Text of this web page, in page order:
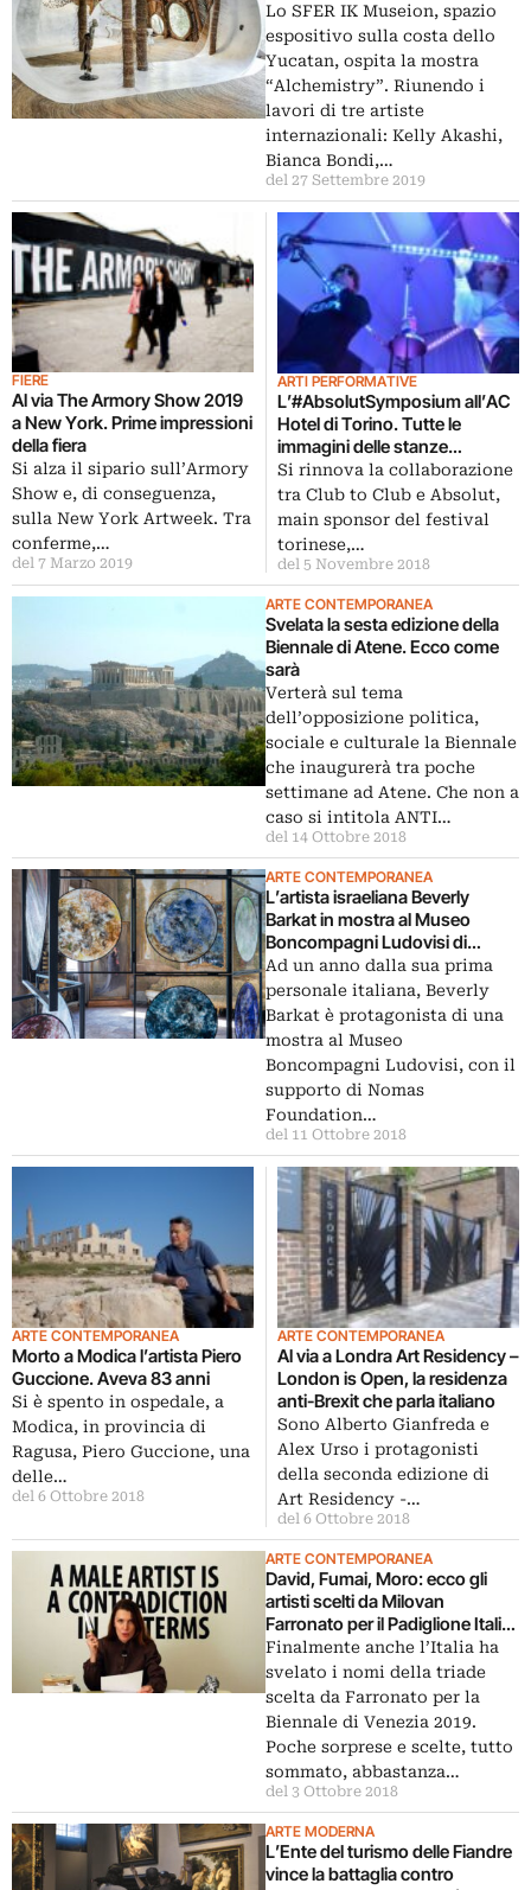
Lo SFER IK Museion, spazio
espositivo sulla costa dello
Yucatan, ospita la mostra
“Alchemistry”. Riunendo i
lavori di tre artiste
internazionali: Kelly Akashi,
Bianca Bondi,…
del 27 Settembre 2019
FIERE
Al via The Armory Show 2019
a New York. Prime impressioni
della fiera
Si alza il sipario sull’Armory
Show e, di conseguenza,
sulla New York Artweek. Tra
conferme,…
del 7 Marzo 2019
ARTI PERFORMATIVE
L’#AbsolutSymposium all’AC
Hotel di Torino. Tutte le
immagini delle stanze
“modificate”
Si rinnova la collaborazione
tra Club to Club e Absolut,
main sponsor del festival
torinese,…
del 5 Novembre 2018
ARTE CONTEMPORANEA
Svelata la sesta edizione della
Biennale di Atene. Ecco come
sarà
Verterà sul tema
dell’opposizione politica,
sociale e culturale la Biennale
che inaugurerà tra poche
settimane ad Atene. Che non a
caso si intitola ANTI…
del 14 Ottobre 2018
ARTE CONTEMPORANEA
L’artista israeliana Beverly
Barkat in mostra al Museo
Boncompagni Ludovisi di
Roma. Le immagini
Ad un anno dalla sua prima
personale italiana, Beverly
Barkat è protagonista di una
mostra al Museo
Boncompagni Ludovisi, con il
supporto di Nomas
Foundation…
del 11 Ottobre 2018
ARTE CONTEMPORANEA
Morto a Modica l’artista Piero
Guccione. Aveva 83 anni
Si è spento in ospedale, a
Modica, in provincia di
Ragusa, Piero Guccione, una
delle…
del 6 Ottobre 2018
ARTE CONTEMPORANEA
Al via a Londra Art Residency –
London is Open, la residenza
anti-Brexit che parla italiano
Sono Alberto Gianfreda e
Alex Urso i protagonisti
della seconda edizione di
Art Residency -…
del 6 Ottobre 2018
ARTE CONTEMPORANEA
David, Fumai, Moro: ecco gli
artisti scelti da Milovan
Farronato per il Padiglione Italia
2019
Finalmente anche l’Italia ha
svelato i nomi della triade
scelta da Farronato per la
Biennale di Venezia 2019.
Poche sorprese e scelte, tutto
sommato, abbastanza…
del 3 Ottobre 2018
ARTE MODERNA
L’Ente del turismo delle Fiandre
vince la battaglia contro